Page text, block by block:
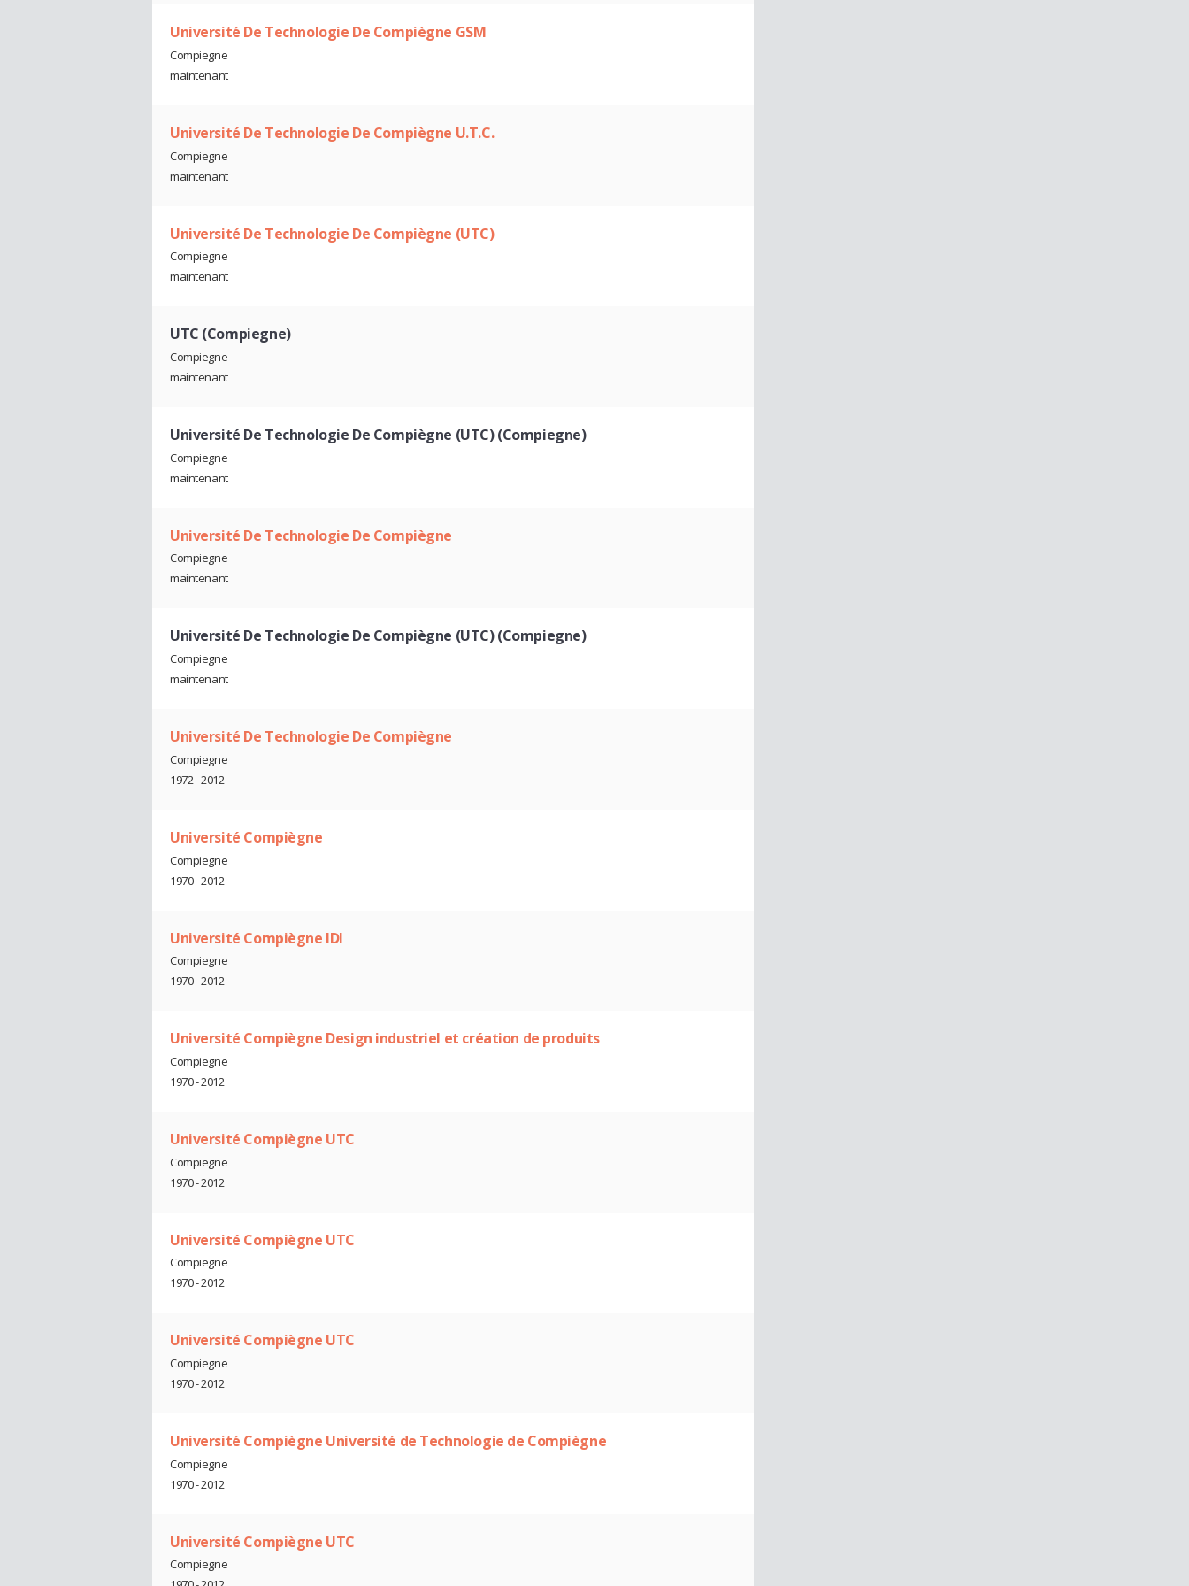
Université De Technologie De Compiègne GSM
Compiegne
maintenant
Université De Technologie De Compiègne U.T.C.
Compiegne
maintenant
Université De Technologie De Compiègne (UTC)
Compiegne
maintenant
UTC (Compiegne)
Compiegne
maintenant
Université De Technologie De Compiègne (UTC) (Compiegne)
Compiegne
maintenant
Université De Technologie De Compiègne
Compiegne
maintenant
Université De Technologie De Compiègne (UTC) (Compiegne)
Compiegne
maintenant
Université De Technologie De Compiègne
Compiegne
1972 - 2012
Université Compiègne
Compiegne
1970 - 2012
Université Compiègne IDI
Compiegne
1970 - 2012
Université Compiègne Design industriel et création de produits
Compiegne
1970 - 2012
Université Compiègne UTC
Compiegne
1970 - 2012
Université Compiègne UTC
Compiegne
1970 - 2012
Université Compiègne UTC
Compiegne
1970 - 2012
Université Compiègne Université de Technologie de Compiègne
Compiegne
1970 - 2012
Université Compiègne UTC
Compiegne